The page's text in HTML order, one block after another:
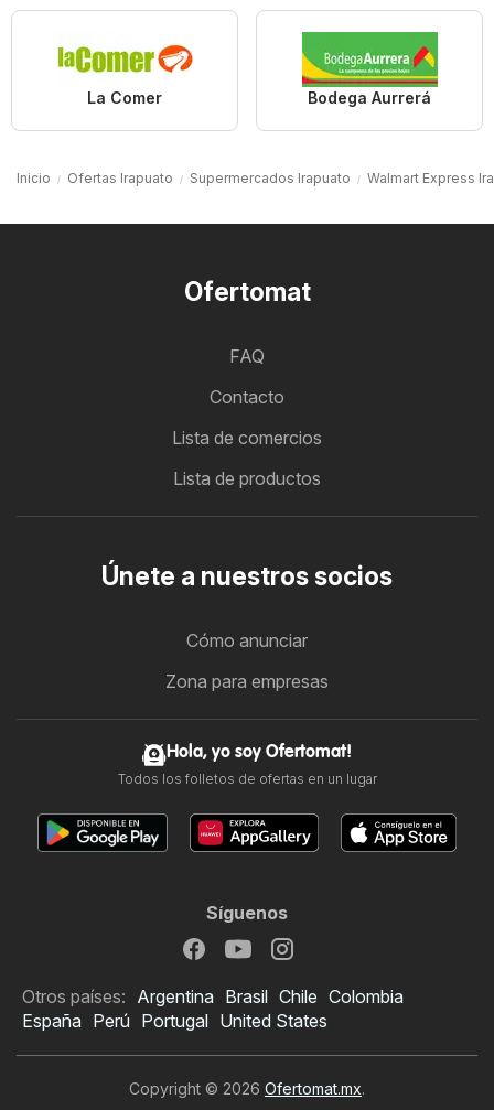
La Comer Bodega Aurrerá
Inicio Ofertas Irapuato Supermercados Irapuato Walmart Express
Ofertomat
FAQ
Contacto
Lista de comercios
Lista de productos
Únete a nuestros socios
Cómo anunciar
Zona para empresas
Hola, yo soy Ofertomat!
Todos los folletos de ofertas en un lugar
Síguenos
Otros países: Argentina Brasil Chile Colombia
España Perú Portugal United States
Copyright © 2026 Ofertomat.mx.